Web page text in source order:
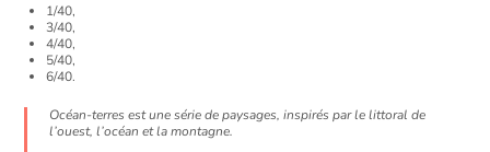
1/40,
3/40,
4/40,
5/40,
6/40.
Océan-terres est une série de paysages, inspirés par le littoral de
l’ouest, l’océan et la montagne.